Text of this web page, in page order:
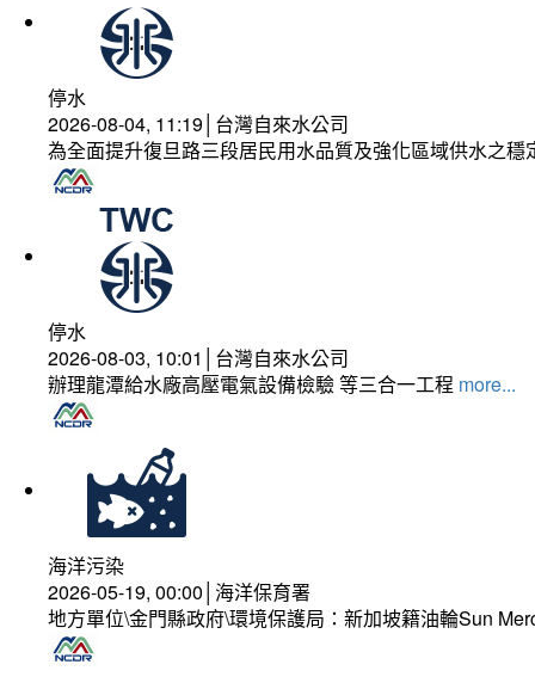
停水
2026-08-04, 11:19│台灣自來水公司
為全面提升復旦路三段居民用水品質及強化區域供水之
停水
2026-08-03, 10:01│台灣自來水公司
辦理龍潭給水廠高壓電氣設備檢驗 等三合一工程 more...
海洋污染
2026-05-19, 00:00│海洋保育署
地方單位\金門縣政府\環境保護局：新加坡籍油輪Sun